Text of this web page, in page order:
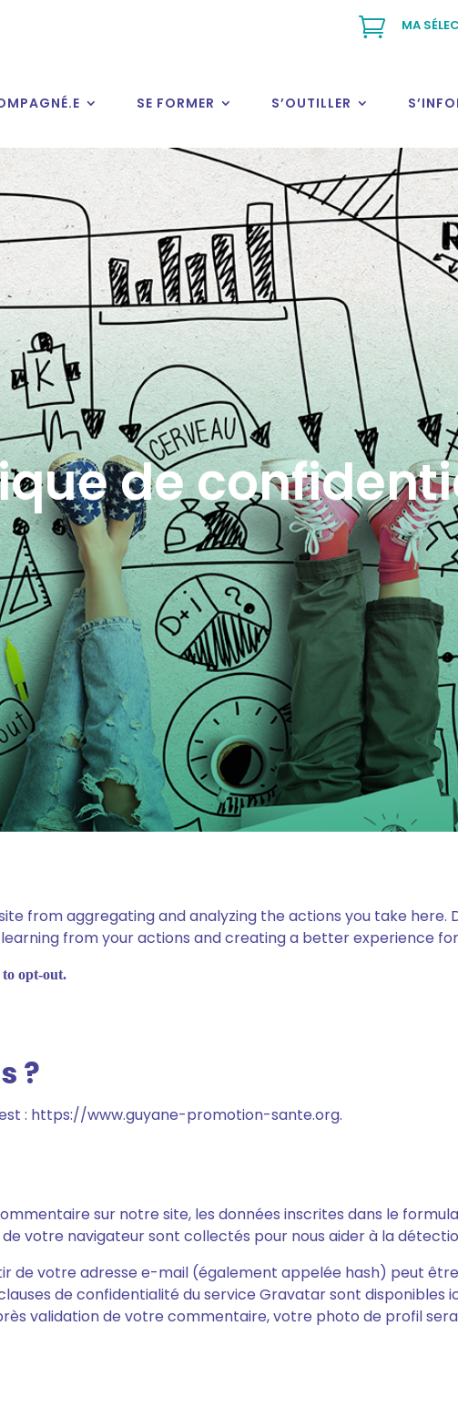
 MA
SE FORMER S’OUTILLER
de
from aggregating and analyzing the actions you take here.
from your actions and creating a better experience
opt-out.
?
est : https://www.guyane-promotion-sante.org.
sur notre site, les données inscrites dans le
votre navigateur sont collectés pour nous aider à la
de votre adresse e-mail (également appelée hash) peut
de confidentialité du service Gravatar sont disponibles
validation de votre commentaire, votre photo de profil